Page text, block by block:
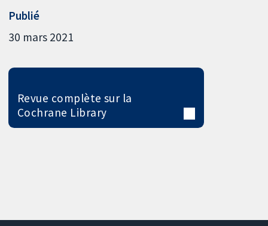
Publié
30 mars 2021
Revue complète sur la
Cochrane Library